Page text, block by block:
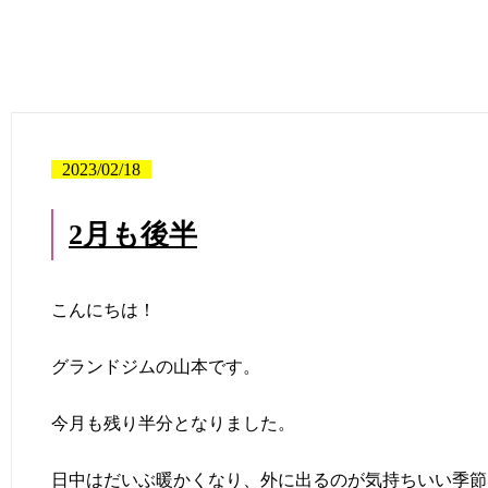
2023/02/18
2月も後半
こんにちは！
グランドジムの山本です。
今月も残り半分となりました。
日中はだいぶ暖かくなり、外に出るのが気持ちいい季